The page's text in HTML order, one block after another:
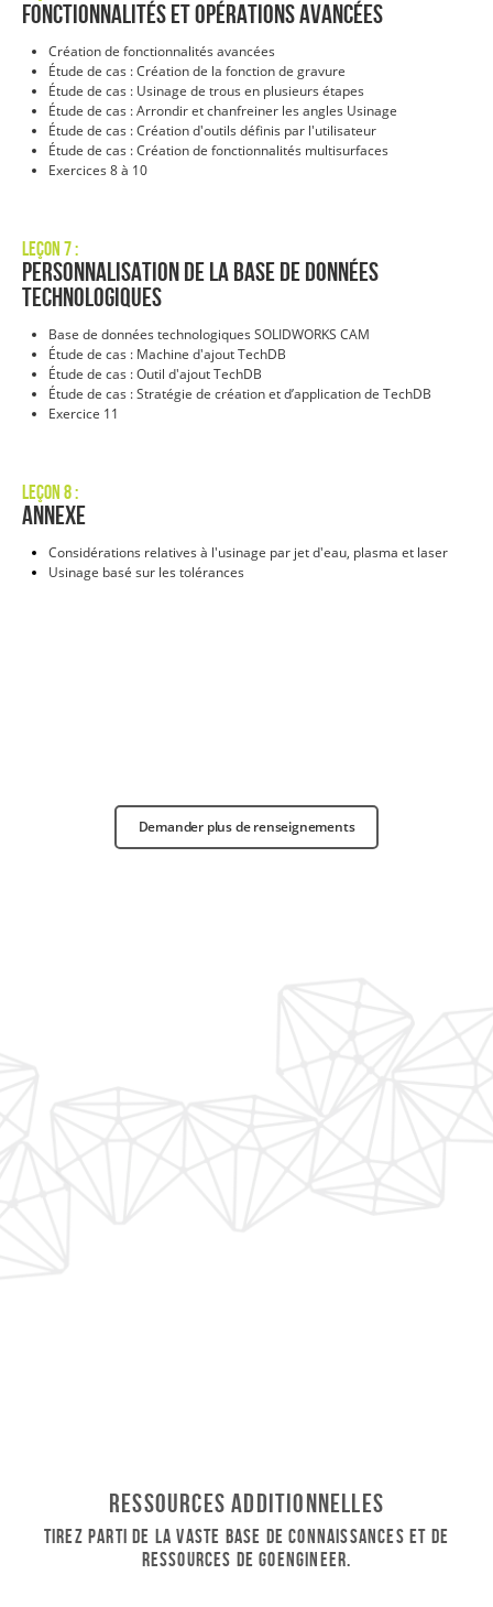
Fonctionnalités et opérations avancées
Création de fonctionnalités avancées
Étude de cas : Création de la fonction de gravure
Étude de cas : Usinage de trous en plusieurs étapes
Étude de cas : Arrondir et chanfreiner les angles Usinage
Étude de cas : Création d'outils définis par l'utilisateur
Étude de cas : Création de fonctionnalités multisurfaces
Exercices 8 à 10
Leçon 7 :
Personnalisation de la base de données
technologiques
Base de données technologiques SOLIDWORKS CAM
Étude de cas : Machine d'ajout TechDB
Étude de cas : Outil d'ajout TechDB
Étude de cas : Stratégie de création et d’application de TechDB
Exercice 11
Leçon 8 :
Annexe
Considérations relatives à l'usinage par jet d'eau, plasma et laser
Usinage basé sur les tolérances
Demander plus de renseignements
Ressources additionnelles
Tirez parti de la vaste base de connaissances et de
ressources de GoEngineer.